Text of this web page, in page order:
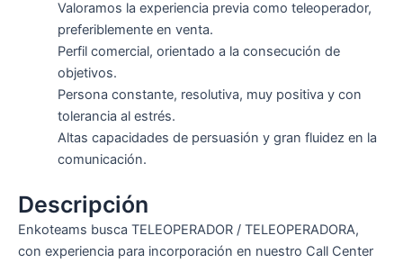
Valoramos la experiencia previa como teleoperador,
preferiblemente en venta.
Perfil comercial, orientado a la consecución de
objetivos.
Persona constante, resolutiva, muy positiva y con
tolerancia al estrés.
Altas capacidades de persuasión y gran fluidez en la
comunicación.
Descripción
Enkoteams busca TELEOPERADOR / TELEOPERADORA,
con experiencia para incorporación en nuestro Call Center